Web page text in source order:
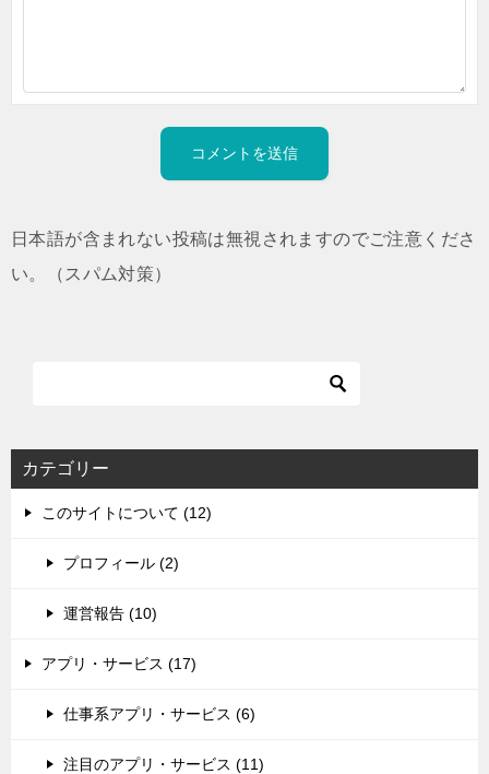
日本語が含まれない投稿は無視されますのでご注意くださ
い。（スパム対策）
カテゴリー
このサイトについて (12)
プロフィール (2)
運営報告 (10)
アプリ・サービス (17)
仕事系アプリ・サービス (6)
注目のアプリ・サービス (11)